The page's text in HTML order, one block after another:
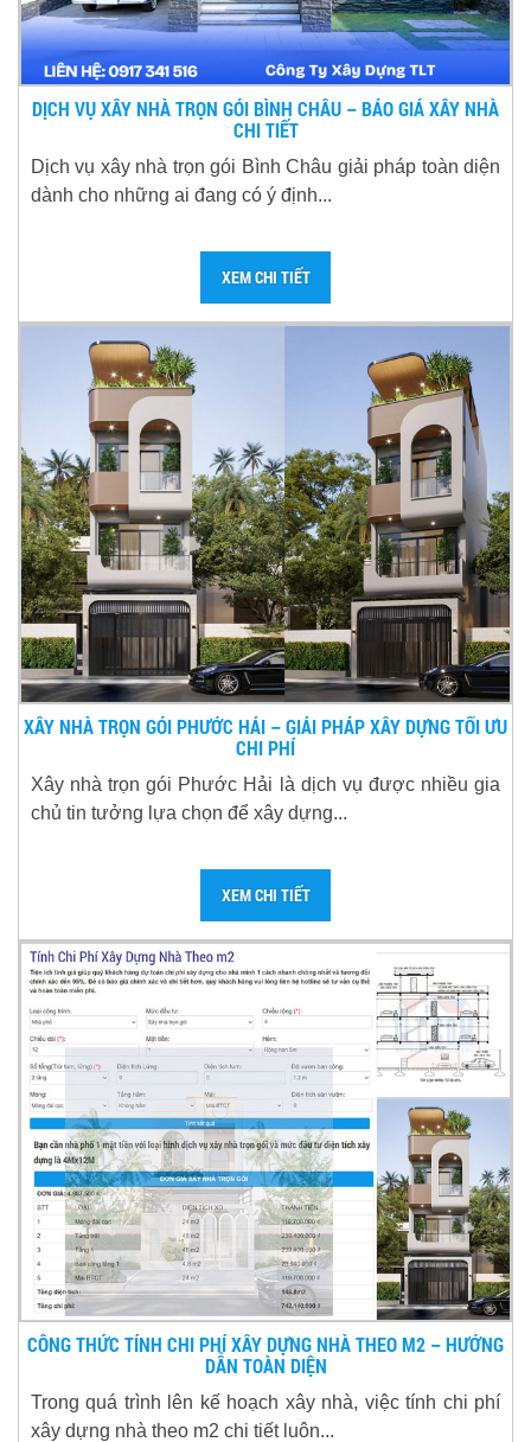
DỊCH VỤ XÂY NHÀ TRỌN GÓI BÌNH CHÂU – BÁO GIÁ XÂY NHÀ
CHI TIẾT
Dịch vụ xây nhà trọn gói Bình Châu giải pháp toàn diện
dành cho những ai đang có ý định...
XEM CHI TIẾT
XÂY NHÀ TRỌN GÓI PHƯỚC HẢI – GIẢI PHÁP XÂY DỰNG TỐI ƯU
CHI PHÍ
Xây nhà trọn gói Phước Hải là dịch vụ được nhiều gia
chủ tin tưởng lựa chọn để xây dựng...
XEM CHI TIẾT
CÔNG THỨC TÍNH CHI PHÍ XÂY DỰNG NHÀ THEO M2 – HƯỚNG
DẪN TOÀN DIỆN
Trong quá trình lên kế hoạch xây nhà, việc tính chi phí
xây dựng nhà theo m2 chi tiết luôn...